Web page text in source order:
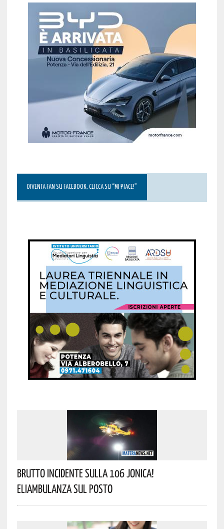
DIVENTA FAN SU FACEBOOK, CLICCA SU “MI PIACE!”
Brutto Incidente Sulla 106 Jonica!
Eliambulanza Sul Posto